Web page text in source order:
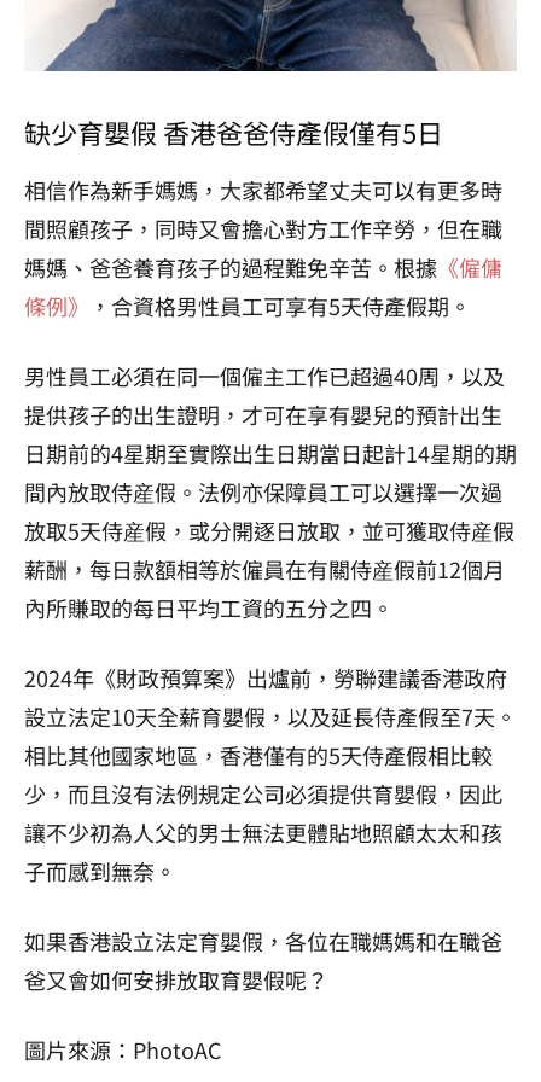
缺少育嬰假 香港爸爸侍產假僅有5日
相信作為新手媽媽，大家都希望丈夫可以有更多時
間照顧孩子，同時又會擔心對方工作辛勞，但在職
媽媽、爸爸養育孩子的過程難免辛苦。根據 《僱傭
條例》
，合資格男性員工可享有5天侍產假期。
男性員工必須在同一個僱主工作已超過40周，以及
提供孩子的出生證明，才可在享有嬰兒的預計出生
日期前的4星期至實際出生日期當日起計14星期的期
間內放取侍産假。法例亦保障員工可以選擇一次過
放取5天侍産假，或分開逐日放取，並可獲取侍産假
薪酬，每日款額相等於僱員在有關侍産假前12個月
內所賺取的每日平均工資的五分之四。
2024年《財政預算案》出爐前，勞聯建議香港政府
設立法定10天全薪育嬰假，以及延長侍產假至7天。
相比其他國家地區，香港僅有的5天侍產假相比較
少，而且沒有法例規定公司必須提供育嬰假，因此
讓不少初為人父的男士無法更體貼地照顧太太和孩
子而感到無奈。
如果香港設立法定育嬰假，各位在職媽媽和在職爸
爸又會如何安排放取育嬰假呢？
圖片來源：PhotoAC